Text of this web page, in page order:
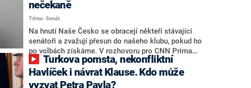
aktivitu opozice, o níž vládní strany nebo političtí
komentátoři mluví jako o slabé a v defenzivě. „Je to
úmorná práce upozorňovat na chyby vlády. Ministři s
námi navíc nechodí do debat. Chceme ale ukazovat
svoje témata,“ odpověděl Grolich na dotaz CNN Prima
NEWS.
nečekaně
Téma: Senát
Na hnutí Naše Česko se obracejí někteří stávající
senátoři a zvažují přesun do našeho klubu, pokud ho
po volbách získáme. V rozhovoru pro CNN Prima
NEWS to řekl zakladatel hnutí a jihočeský hejtman
Martin Kuba. Konkrétní nebyl, ale získat by takto mohl
například senátora Zdeňka Hrabu, který je dnes
Havlíček i návrat Klause. Kdo může
vyzvat Petra Pavla?